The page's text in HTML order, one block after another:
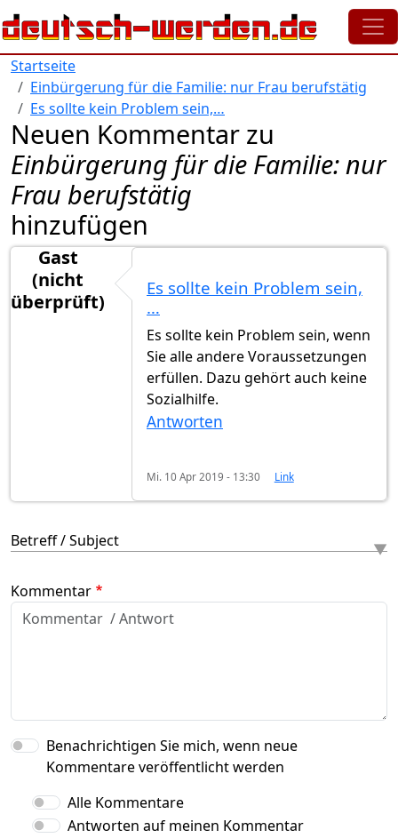
Direkt zum Inhalt
Startseite
Einbürgerung für die Familie: nur Frau berufstätig
Es sollte kein Problem sein,…
Neuen Kommentar zu
Einbürgerung für die Familie: nur
Frau berufstätig
hinzufügen
Gast
(nicht
überprüft)
Es sollte kein Problem sein,
…
Es sollte kein Problem sein, wenn
Sie alle andere Voraussetzungen
erfüllen. Dazu gehört auch keine
Sozialhilfe.
Antworten
Mi. 10 Apr 2019 - 13:30 Link
Betreff / Subject
Kommentar
Benachrichtigen Sie mich, wenn neue
Kommentare veröffentlicht werden
Alle Kommentare
Antworten auf meinen Kommentar